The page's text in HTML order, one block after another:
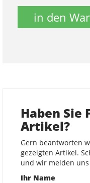
in den
Haben Sie
Artikel?
Gern beantworten
gezeigten Artikel.
und wir melden
Ihr Name